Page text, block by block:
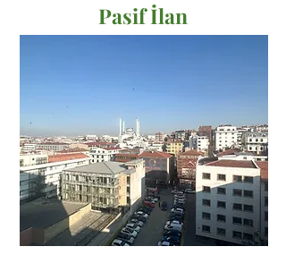
Pasif İlan